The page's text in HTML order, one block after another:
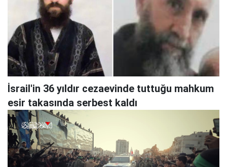
İsrail'in 36 yıldır cezaevinde tuttuğu mahkum
esir takasında serbest kaldı